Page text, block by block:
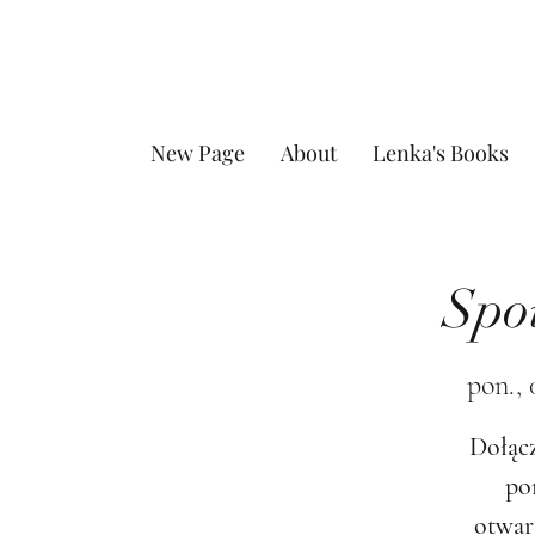
New Page About Lenka's Books
pon.,